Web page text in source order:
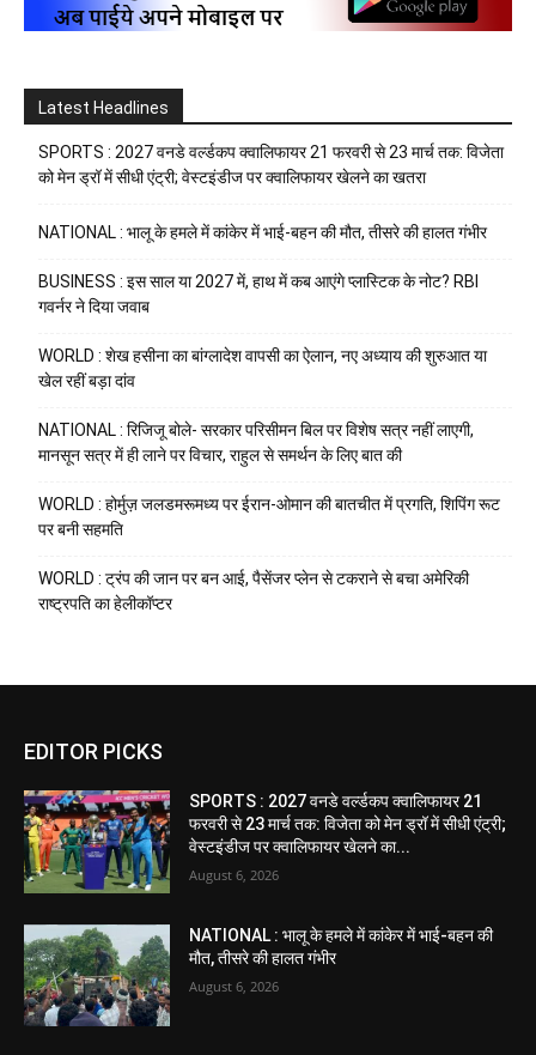
Latest Headlines
SPORTS : 2027 वनडे वर्ल्डकप क्वालिफायर 21 फरवरी से 23 मार्च तक: विजेता
को मेन ड्रॉ में सीधी एंट्री; वेस्टइंडीज पर क्वालिफायर खेलने का खतरा
NATIONAL : भालू के हमले में कांकेर में भाई-बहन की मौत, तीसरे की हालत गंभीर
BUSINESS : इस साल या 2027 में, हाथ में कब आएंगे प्लास्टिक के नोट? RBI
गवर्नर ने दिया जवाब
WORLD : शेख हसीना का बांग्लादेश वापसी का ऐलान, नए अध्याय की शुरुआत या
खेल रहीं बड़ा दांव
NATIONAL : रिजिजू बोले- सरकार परिसीमन बिल पर विशेष सत्र नहीं लाएगी,
मानसून सत्र में ही लाने पर विचार, राहुल से समर्थन के लिए बात की
WORLD : होर्मुज़ जलडमरूमध्य पर ईरान-ओमान की बातचीत में प्रगति, शिपिंग रूट
पर बनी सहमति
WORLD : ट्रंप की जान पर बन आई, पैसेंजर प्लेन से टकराने से बचा अमेरिकी
राष्ट्रपति का हेलीकॉप्टर
EDITOR PICKS
SPORTS : 2027 वनडे वर्ल्डकप क्वालिफायर 21
फरवरी से 23 मार्च तक: विजेता को मेन ड्रॉ में सीधी एंट्री;
वेस्टइंडीज पर क्वालिफायर खेलने का...
August 6, 2026
NATIONAL : भालू के हमले में कांकेर में भाई-बहन की
मौत, तीसरे की हालत गंभीर
August 6, 2026